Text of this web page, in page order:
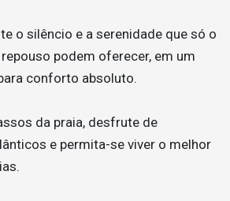
o silêncio e a serenidade que só o
podem oferecer, em um
conforto absoluto.
da praia, desfrute de
e permita-se viver o melhor